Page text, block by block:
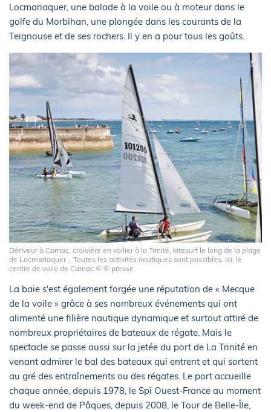
Locmariaquer, une balade à la voile ou à moteur dans le
golfe du Morbihan, une plongée dans les courants de la
Teignouse et de ses rochers. Il y en a pour tous les goûts.
Dériveur à Carnac, croisière en voilier à la Trinité, kitesurf le long de la plage
de Locmariaquer... Toutes les activités nautiques sont possibles. Ici, le
centre de voile de Carnac.© © presse
La baie s'est également forgée une réputation de « Mecque
de la voile » grâce à ses nombreux événements qui ont
alimenté une filière nautique dynamique et surtout attiré de
nombreux propriétaires de bateaux de régate. Mais le
spectacle se passe aussi sur la jetée du port de La Trinité en
venant admirer le bal des bateaux qui entrent et qui sortent
au gré des entraînements ou des régates. Le port accueille
chaque année, depuis 1978, le Spi Ouest-France au moment
du week-end de Pâques, depuis 2008, le Tour de Belle-Île,